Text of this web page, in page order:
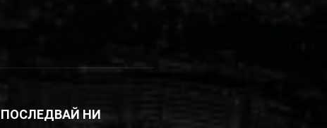
ПОСЛЕДВАЙ НИ